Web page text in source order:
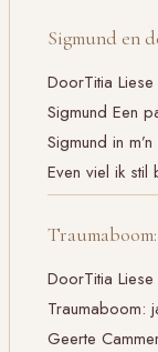
Sigmund en
DoorTitia Liese
Sigmund Een
Sigmund in
Even viel ik
DoorTitia Liese
Traumaboom:
Geerte